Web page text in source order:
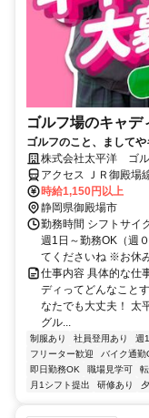
ゴルフ場のキャデ
ゴルフのこと、まして
んなにこの仕事が好き
株式会社太平洋 ゴ
アクセス ＪＲ御殿場
士山口徒歩約80分、
場IC」より約18分
時給1,150円以上
静岡県御殿場市
勤務時間 シフトサイ
週1日～勤務OK（週
てくださいね ※お休
仕事内容 具体的な仕
ディってどんなこと
なたでも大丈夫！ 太
グル...
制服あり 社員登用あり 週
フリーター歓迎
バイク通勤
即日勤務OK
職場見学可
月1シフト提出
研修あり